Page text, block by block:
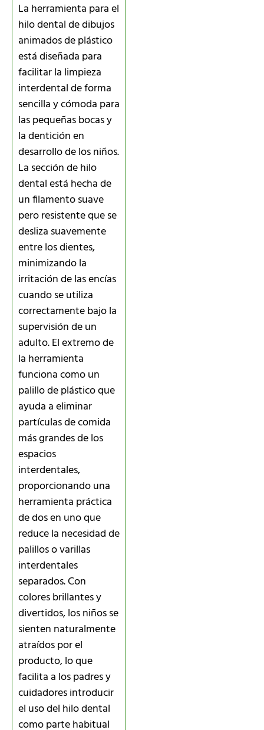
La herramienta para el
hilo dental de dibujos
animados de plástico
está diseñada para
facilitar la limpieza
interdental de forma
sencilla y cómoda para
las pequeñas bocas y
la dentición en
desarrollo de los niños.
La sección de hilo
dental está hecha de
un filamento suave
pero resistente que se
desliza suavemente
entre los dientes,
minimizando la
irritación de las encías
cuando se utiliza
correctamente bajo la
supervisión de un
adulto. El extremo de
la herramienta
funciona como un
palillo de plástico que
ayuda a eliminar
partículas de comida
más grandes de los
espacios
interdentales,
proporcionando una
herramienta práctica
de dos en uno que
reduce la necesidad de
palillos o varillas
interdentales
separados. Con
colores brillantes y
divertidos, los niños se
sienten naturalmente
atraídos por el
producto, lo que
facilita a los padres y
cuidadores introducir
el uso del hilo dental
como parte habitual